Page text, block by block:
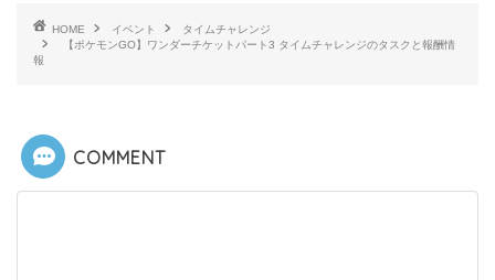
HOME イベント
タイムチャレンジ
【ポケモンGO】ワンダーチケットパート3 タイムチャレンジのタスクと報酬情
報
COMMENT